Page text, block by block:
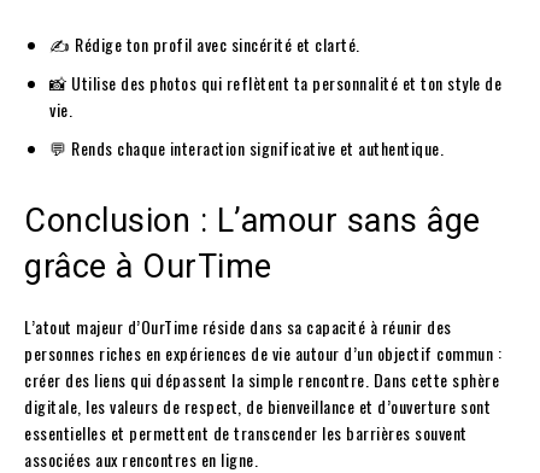
✍️ Rédige ton profil avec sincérité et clarté.
📸 Utilise des photos qui reflètent ta personnalité et ton style de
vie.
💬 Rends chaque interaction significative et authentique.
Conclusion : L’amour sans âge
grâce à OurTime
L’atout majeur d’OurTime réside dans sa capacité à réunir des
personnes riches en expériences de vie autour d’un objectif commun :
créer des liens qui dépassent la simple rencontre. Dans cette sphère
digitale, les valeurs de respect, de bienveillance et d’ouverture sont
essentielles et permettent de transcender les barrières souvent
associées aux rencontres en ligne.